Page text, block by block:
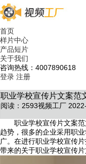
首页
样片中心
产品短片
关于我们
咨询热线：4007890618
登录 注册
职业学校宣传片文案范
阅读：2593视频工厂
职业学校宣传片文案范
趋势，很多的企业采用职
广。在进行职业学校宣传
带来的关于职业学校宣传